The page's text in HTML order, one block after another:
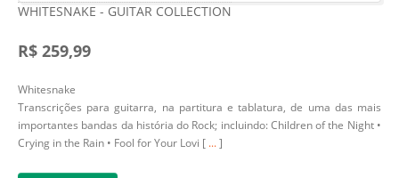
WHITESNAKE - GUITAR COLLECTION
R$ 259,99
Whitesnake
Transcrições para guitarra, na partitura e tablatura, de uma das mais
importantes bandas da história do Rock; incluindo: Children of the Night •
Crying in the Rain • Fool for Your Lovi [ ...]